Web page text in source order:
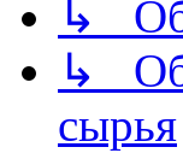
↳
↳
сырья